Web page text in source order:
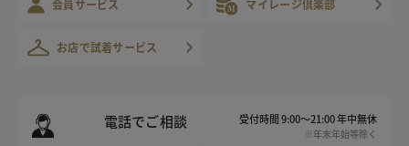
会員サービス マイレージ倶楽部
お店で試着サービス
電話でご相談 受付時間 9:00～21:00 年中無休
※年末年始等除く